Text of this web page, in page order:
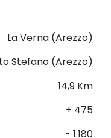
La Verna (Arezzo)
Stefano (Arezzo)
14,9 Km
+ 475
- 1.180